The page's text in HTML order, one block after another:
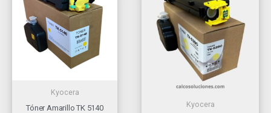
Kyocera
Tóner Amarillo TK 5140
Kyocera